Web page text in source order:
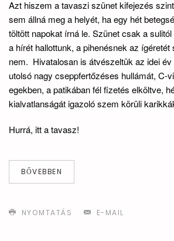
Azt hiszem a tavaszi szünet kifejezés
sem állná meg a helyét, ha egy hét
töltött napokat írná le. Szünet csak a
a hírét hallottunk, a pihenésnek az
nem. Hivatalosan is átvészeltük az idei
utolsó nagy cseppfertőzéses hullámát, C-
egekben, a patikában fél fizetés elköltve,
kialvatlanságát igazoló szem körüli
Hurrá, itt a tavasz!
BŐVEBBEN
NYOMTATÁS E-MAIL